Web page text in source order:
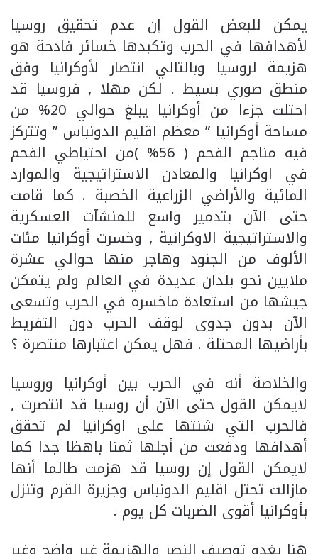
يمكن للبعض القول إن عدم تحقيق روسيا
لأهدافها في الحرب وتكبدها خسائر فادحة هو
هزيمة لروسيا وبالتالي انتصار لأوكرانيا وفق
منطق صوري بسيط . لكن مهلا , فروسيا قد
احتلت جزءا من أوكرانيا يبلغ حوالي 20% من
مساحة أوكرانيا ” معظم اقليم الدونباس ” وتتركز
فيه مناجم الفحم ( 56% )من احتياطي الفحم
في اوكرانيا والمعادن الاستراتيجية والموارد
المائية والأراضي الزراعية الخصبة . كما قامت
حتى الآن بتدمير واسع للمنشآت العسكرية
والاستراتيجية الاوكرانية , وخسرت أوكرانيا مئات
الألوف من الجنود وهاجر منها حوالي عشرة
ملايين نحو بلدان عديدة في العالم ولم يتمكن
جيشها من استعادة ماخسره في الحرب وتسعى
الآن بدون جدوى لوقف الحرب دون التفريط
بأراضيها المحتلة . فهل يمكن اعتبارها منتصرة ؟
والخلاصة أنه في الحرب بين أوكرانيا وروسيا
لايمكن القول حتى الآن أن روسيا قد انتصرت ,
فالحرب التي شنتها على اوكرانيا لم تحقق
أهدافها ودفعت من أجلها ثمنا باهظا جدا كما
لايمكن القول إن روسيا قد هزمت طالما أنها
مازالت تحتل اقليم الدونباس وجزيرة القرم وتنزل
بأوكرانيا أقوى الضربات كل يوم .